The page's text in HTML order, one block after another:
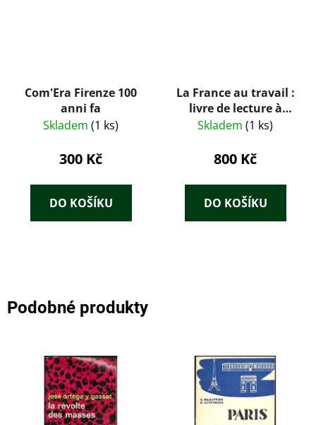
Com'Era Firenze 100
anni fa
Skladem (1 ks)
300 Kč
DO KOŠÍKU
La France au travail :
livre de lecture à
l'usage de l'École des
Commerciales de
Skladem (1 ks)
800 Kč
DO KOŠÍKU
Podobné produkty